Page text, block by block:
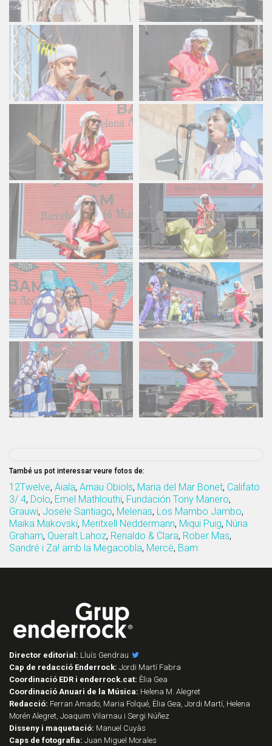
També us pot interessar veure fotos de:
12Twelve, Aiala, Arnau Obiols, Maria del Mar Bonet, Califato
3/ 4, Dolo, Emel Mathlouthi, Fundación Tony Manero,
Grauwi, Josele Santiago, Melenas, Los Mambo Jambo,
Maika Makovski, Meritxell Neddermann, Miqui Puig, Núria
Graham, Queralt Lahoz, Renaldo & Clara, Rober Mas,
Sandré i Za! amb la Megacobla, Mercè, Bam
Director editorial: Lluís Gendrau
Cap de redacció Enderrock: Jordi Martí Fabra
Coordinació EDR i enderrock.cat: Èlia Gea
Coordinació Anuari de la Música: Helena M. Alegret
Redacció: Ferran Amado, Maria Folqué, Èlia Gea, Jordi Martí, Helena
Morén Alegret, Joaquim Vilarnau i Sergi Núñez
Disseny i maquetació: Manuel Cuyàs
Caps de fotografia: Juan Miguel Morales